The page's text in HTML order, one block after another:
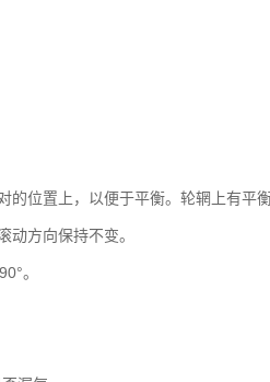
位置上，以便于平衡。轮辋上有平
方向保持不变。
。